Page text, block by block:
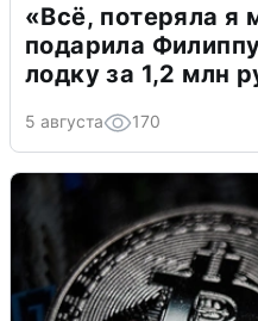
«Всё, потеряла я
подарила
лодку за 1,2 млн
5 августа 170